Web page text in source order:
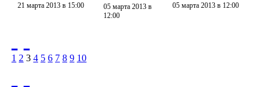
21 марта 2013 в 15:00
05 марта 2013 в
12:00
05 марта 2013 в 12:00
1 2 3 4 5 6 7 8 9 10